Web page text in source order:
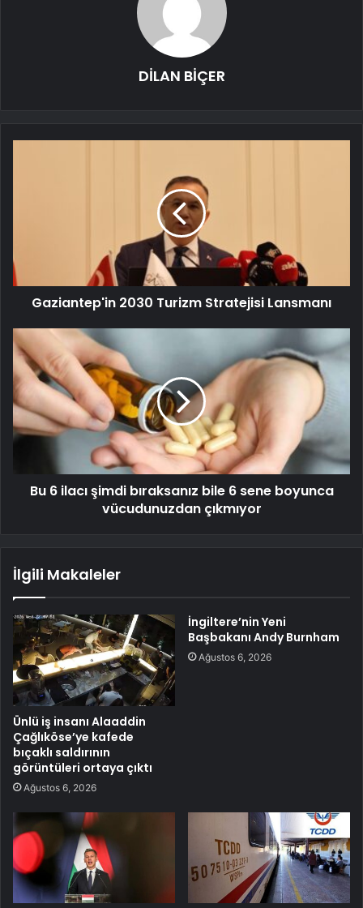
DİLAN BİÇER
Gaziantep'in 2030 Turizm Stratejisi Lansmanı
Bu 6 ilacı şimdi bıraksanız bile 6 sene boyunca
vücudunuzdan çıkmıyor
İlgili Makaleler
Ünlü iş insanı Alaaddin
Çağlıköse’ye kafede
bıçaklı saldırının
görüntüleri ortaya çıktı
Ağustos 6, 2026
İngiltere’nin Yeni
Başbakanı Andy Burnham
Ağustos 6, 2026